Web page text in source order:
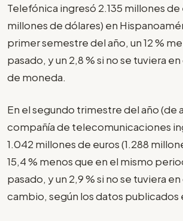
Telefónica ingresó 2.135 millones de
millones de dólares) en
primer semestre del año, un 12 %
pasado, y un 2,8 % si no se tuviera
de moneda.
En el segundo trimestre del año (de
compañía de telecomunicaciones
1.042 millones de euros (1.288
15,4 % menos que en el mismo
pasado, y un 2,9 % si no se tuviera
cambio, según los datos publicados